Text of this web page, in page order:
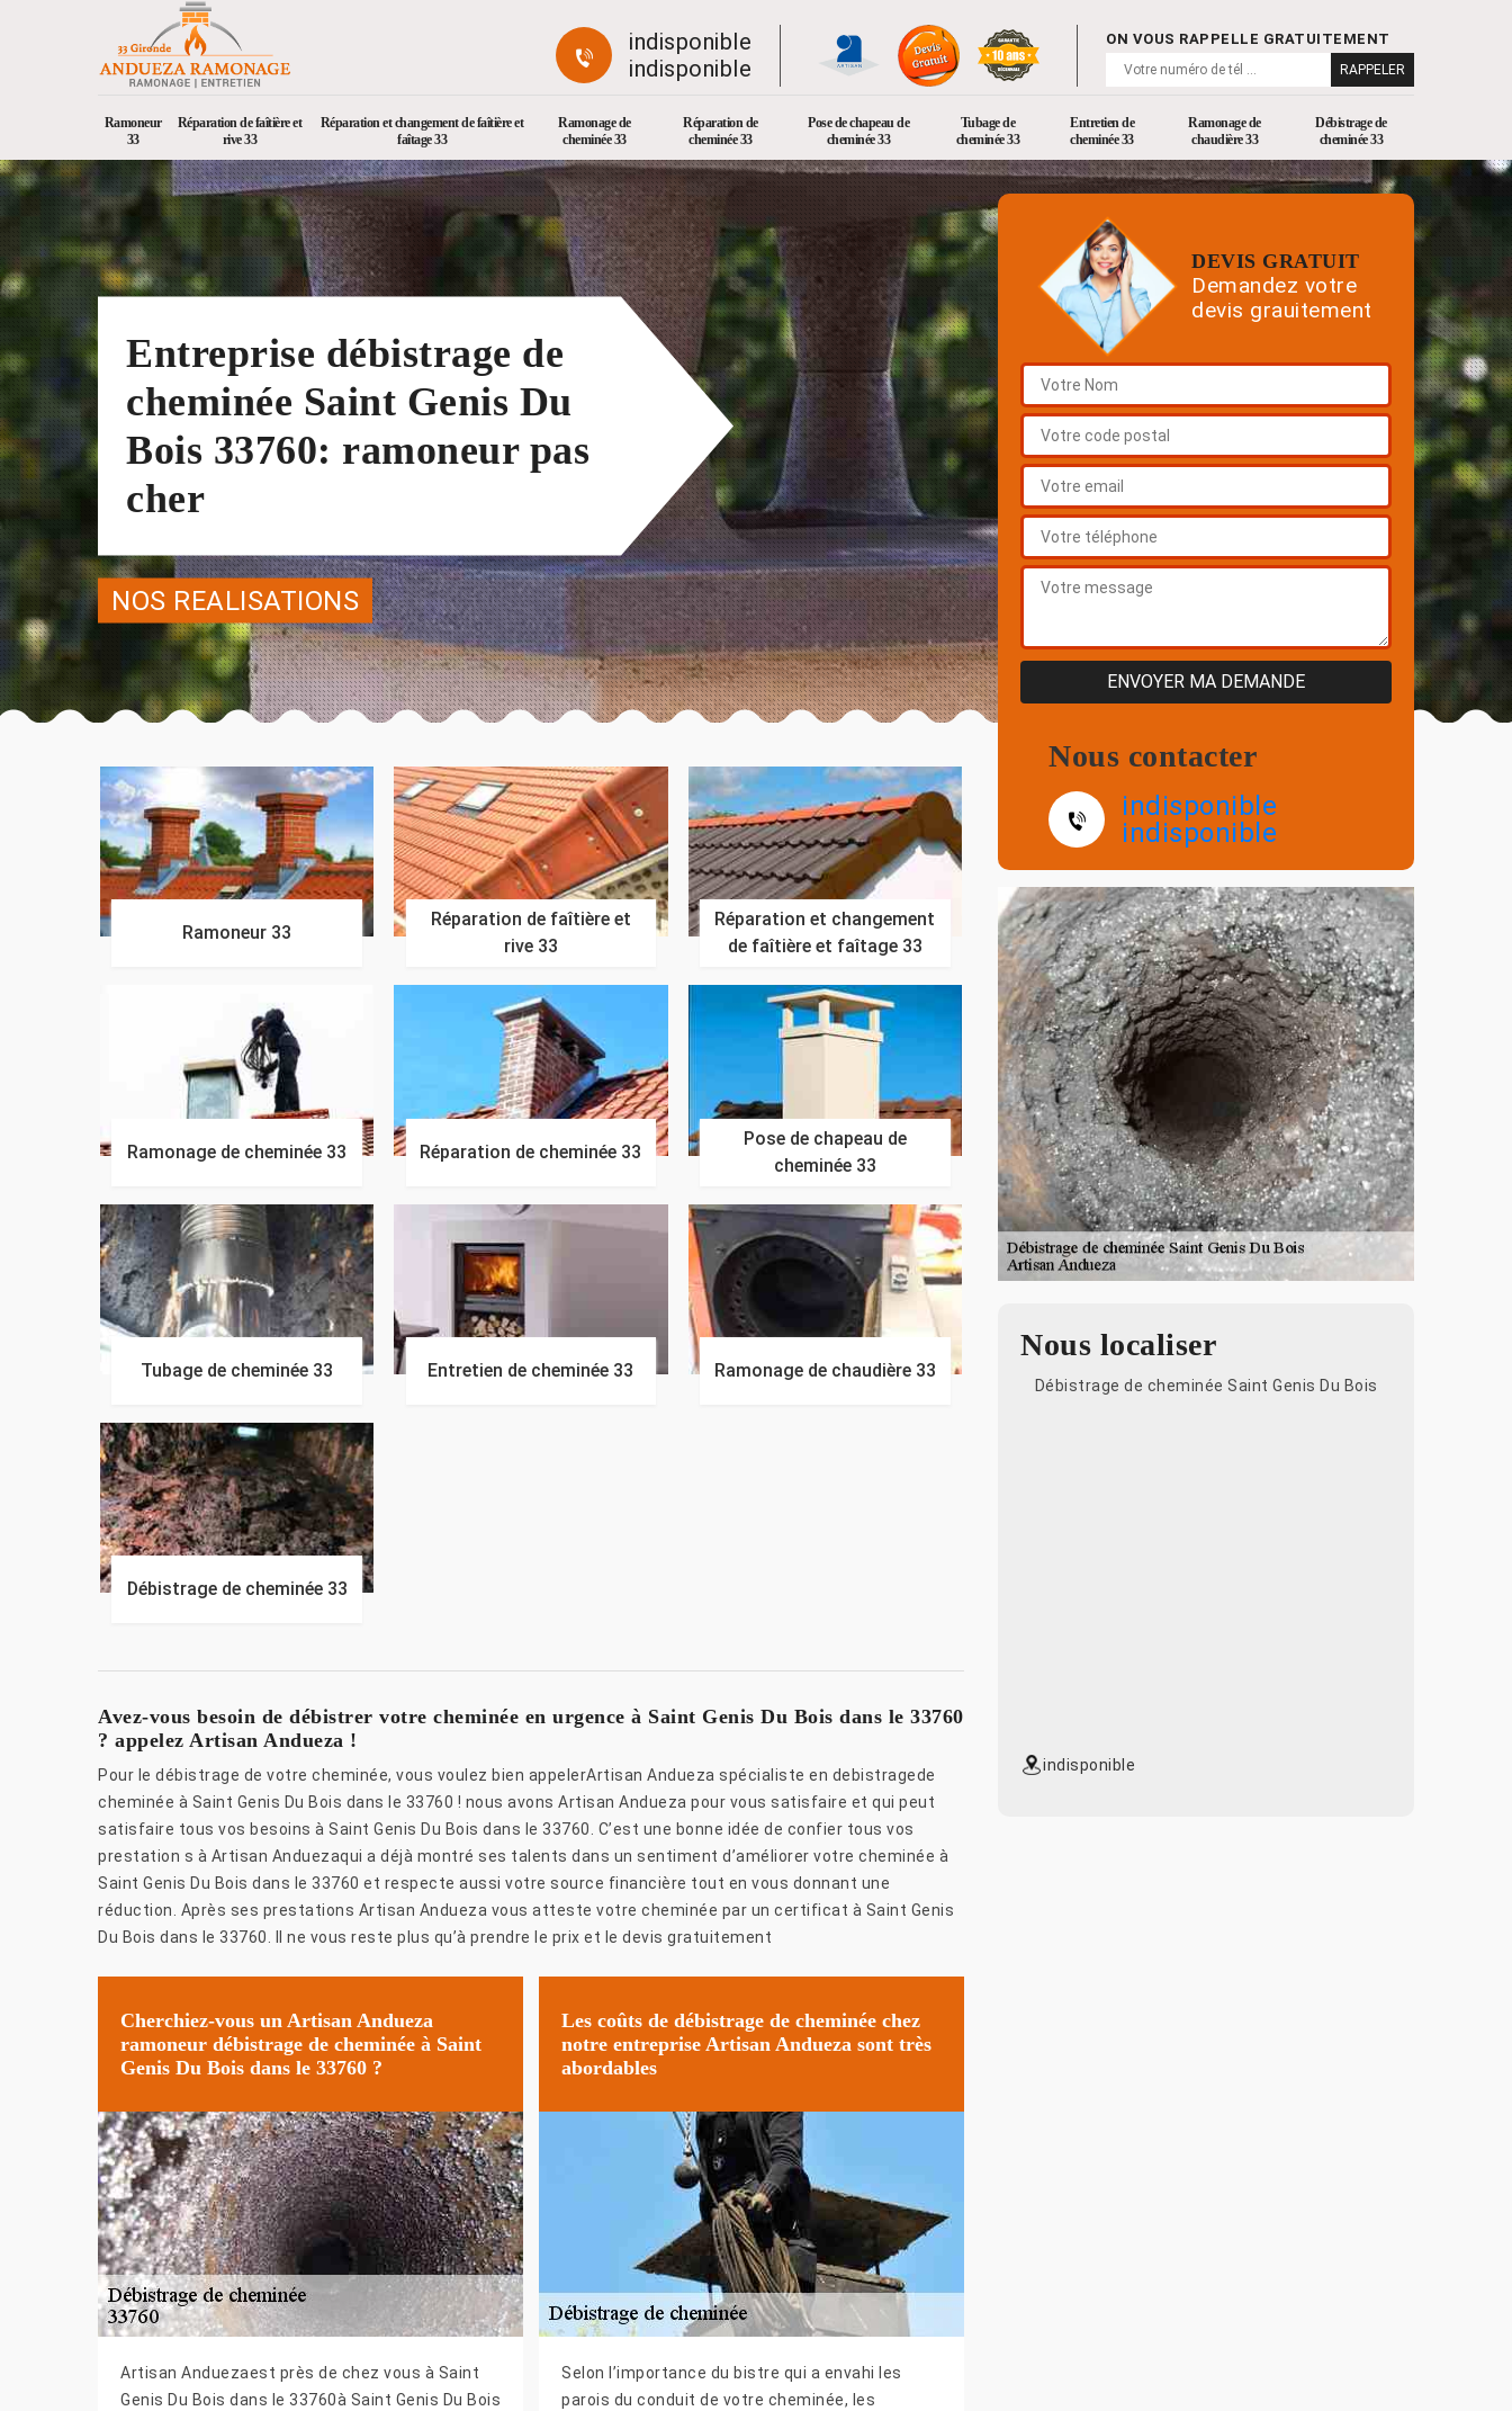
indisponible
indisponible
ON VOUS RAPPELLE GRATUITEMENT
Ramoneur
33
Réparation de faîtière et
rive 33
Réparation et changement de faîtière et
faîtage 33
Ramonage de
cheminée 33
Réparation de
cheminée 33
Pose de chapeau de
cheminée 33
Tubage de
cheminée 33
Entretien de
cheminée 33
Ramonage de
chaudière 33
Débistrage de
cheminée 33
Entreprise débistrage de
cheminée Saint Genis Du
Bois 33760: ramoneur pas
cher
NOS REALISATIONS
Ramoneur 33
Réparation de faîtière et
rive 33
Réparation et changement
de faîtière et faîtage 33
Ramonage de cheminée 33 Réparation de cheminée 33
Pose de chapeau de
cheminée 33
Tubage de cheminée 33 Entretien de cheminée 33 Ramonage de chaudière 33
Débistrage de cheminée 33
Avez-vous besoin de débistrer votre cheminée en urgence à Saint Genis Du Bois dans le 33760
? appelez Artisan Andueza !
Pour le débistrage de votre cheminée, vous voulez bien appelerArtisan Andueza spécialiste en debistragede
cheminée à Saint Genis Du Bois dans le 33760 ! nous avons Artisan Andueza pour vous satisfaire et qui peut
satisfaire tous vos besoins à Saint Genis Du Bois dans le 33760. C’est une bonne idée de confier tous vos
prestation s à Artisan Anduezaqui a déjà montré ses talents dans un sentiment d’améliorer votre cheminée à
Saint Genis Du Bois dans le 33760 et respecte aussi votre source financière tout en vous donnant une
réduction. Après ses prestations Artisan Andueza vous atteste votre cheminée par un certificat à Saint Genis
Du Bois dans le 33760. Il ne vous reste plus qu’à prendre le prix et le devis gratuitement
Cherchiez-vous un Artisan Andueza
ramoneur débistrage de cheminée à Saint
Genis Du Bois dans le 33760 ?
Artisan Anduezaest près de chez vous à Saint
Genis Du Bois dans le 33760à Saint Genis Du Bois
Les coûts de débistrage de cheminée chez
notre entreprise Artisan Andueza sont très
abordables
Selon l’importance du bistre qui a envahi les
parois du conduit de votre cheminée, les
DEVIS GRATUIT
Demandez votre
devis grauitement
Nous contacter
indisponible
indisponible
Nous localiser
Débistrage de cheminée Saint Genis Du Bois
indisponible